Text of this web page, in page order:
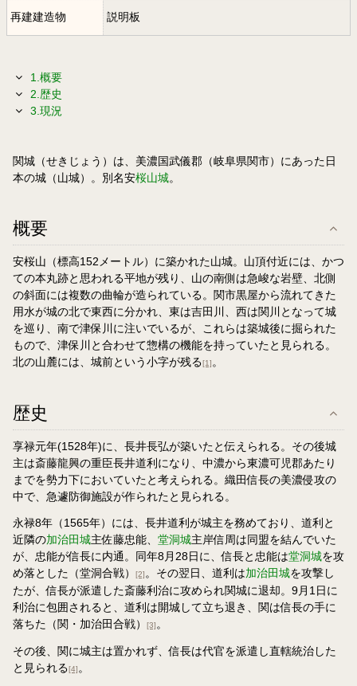
再建建造物 説明板
1.概要
2.歴史
3.現況
関城（せきじょう）は、美濃国武儀郡（岐阜県関市）にあった日
本の城（山城）。別名安桜山城。
概要
安桜山（標高152メートル）に築かれた山城。山頂付近には、かつ
ての本丸跡と思われる平地が残り、山の南側は急峻な岩壁、北側
の斜面には複数の曲輪が造られている。関市黒屋から流れてきた
用水が城の北で東西に分かれ、東は吉田川、西は関川となって城
を巡り、南で津保川に注いでいるが、これらは築城後に掘られた
もので、津保川と合わせて惣構の機能を持っていたと見られる。
北の山麓には、城前という小字が残る[1] 。
歴史
享禄元年(1528年)に、長井長弘が築いたと伝えられる。その後城
主は斎藤龍興の重臣長井道利になり、中濃から東濃可児郡あたり
までを勢力下においていたと考えられる。織田信長の美濃侵攻の
中で、急遽防御施設が作られたと見られる。
永禄8年（1565年）には、長井道利が城主を務めており、道利と
近隣の加治田城主佐藤忠能、 堂洞城主岸信周は同盟を結んでいた
が、忠能が信長に内通。同年8月28日に、信長と忠能は堂洞城を攻
め落とした（堂洞合戦）
[2] 。その翌日、道利は加治田城を攻撃し
たが、信長が派遣した斎藤利治に攻められ関城に退却。9月1日に
利治に包囲されると、道利は開城して立ち退き、関は信長の手に
落ちた（関・加治田合戦）
[3] 。
その後、関に城主は置かれず、信長は代官を派遣し直轄統治した
と見られる[4] 。